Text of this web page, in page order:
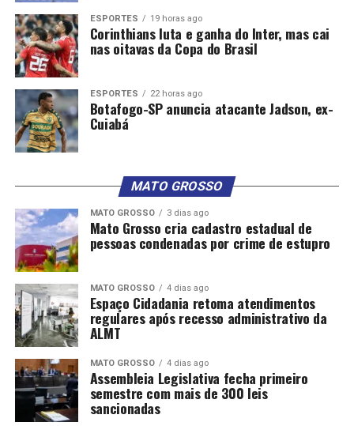
ESPORTES 19 horas ago
Corinthians luta e ganha do Inter, mas cai
nas oitavas da Copa do Brasil
ESPORTES 22 horas ago
Botafogo-SP anuncia atacante Jadson, ex-
Cuiabá
MATO GROSSO
MATO GROSSO 3 dias ago
Mato Grosso cria cadastro estadual de
pessoas condenadas por crime de estupro
MATO GROSSO 4 dias ago
Espaço Cidadania retoma atendimentos
regulares após recesso administrativo da
ALMT
MATO GROSSO 4 dias ago
Assembleia Legislativa fecha primeiro
semestre com mais de 300 leis
sancionadas